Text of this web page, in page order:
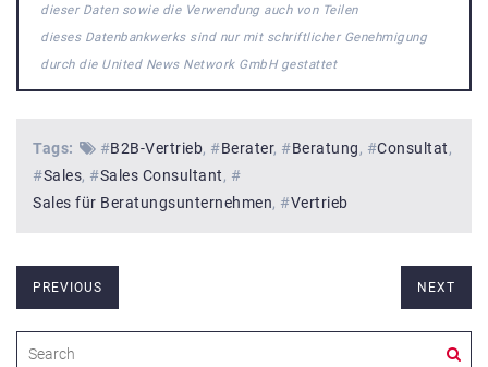
dieser Daten sowie die Verwendung auch von Teilen
dieses Datenbankwerks sind nur mit schriftlicher Genehmigung
durch die United News Network GmbH gestattet
Tags: #B2B-Vertrieb #Berater #Beratung #Consultat
#Sales #Sales Consultant
#
Sales für Beratungsunternehmen #Vertrieb
PREVIOUS NEXT